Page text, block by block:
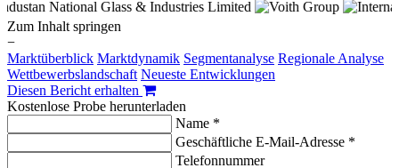
Zum Inhalt springen
−
Marktüberblick Marktdynamik Segmentanalyse Regionale Analyse
Wettbewerbslandschaft Neueste Entwicklungen
Diesen Bericht erhalten
Kostenlose Probe herunterladen
Name *
Geschäftliche E-Mail-Adresse *
Telefonnummer